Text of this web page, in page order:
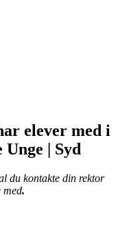
elever med i
| Syd
du kontakte din rektor
med.